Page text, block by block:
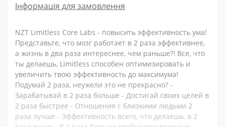
Інформація для замовлення
NZT Limitless Core Labs - повысить эффективность ума!
Представьте, что мозг работает в 2 раза эффективнее,
а жизнь в два раза интереснее, чем раньше?! Все, что
ты делаешь, Limitless способен оптимизировать и
увеличить твою эффективность до максимума!
Подумай 2 раза, неужели это не прекрасно? -
Зарабатывай в 2 раза больше - Достигай своих целей в
2 раза быстрее - Отношения с близкими людьми 2
раза лучше - Эффективность всего, что делаешь, в 2